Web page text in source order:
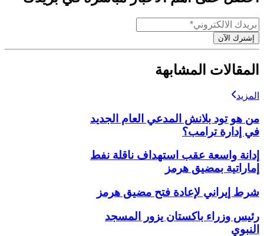
إشترك الآن
المقالات المشابهة
المزيد
من هو تود بلانش المدعي العام الجديد
في إدارة ترامب؟
إدانة واسعة عقب استهداف ناقلة نفط
إماراتية بمضيق هرمز
شرط إيراني لإعادة فتح مضيق هرمز
رئيس وزراء باكستان يزور المسجد
النبوي